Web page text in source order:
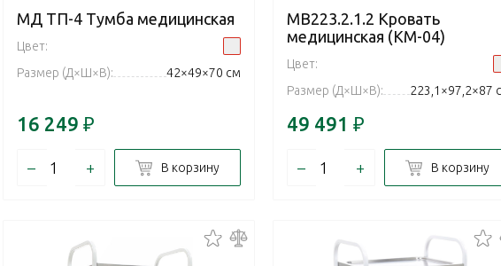
МД ТП-4 Тумба медицинская
Цвет:
Размер (Д×Ш×В):
42×49×70 см
16 249 ₽
– + В корзину
MB223.2.1.2 Кровать
медицинская (КМ-04)
Цвет:
Размер (Д×Ш×В):
223,1×97,2×87
49 491 ₽
– + В корзину